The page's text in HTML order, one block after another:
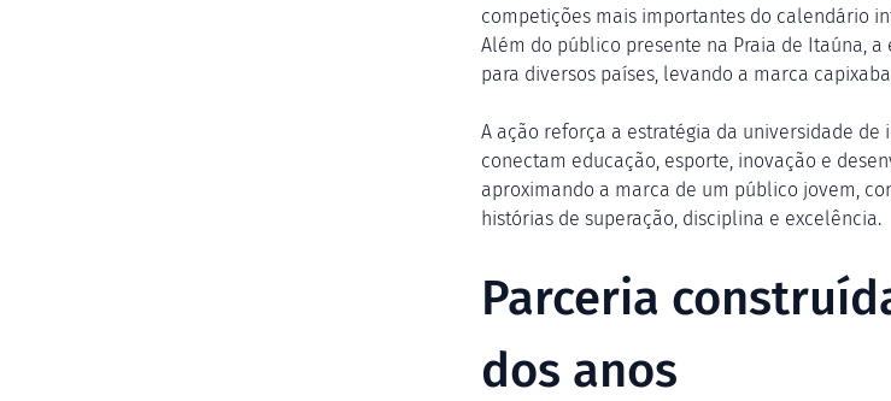
competições mais importantes do calendário
Além do público presente na Praia de Itaúna,
para diversos países, levando a marca
A ação reforça a estratégia da universidade de
conectam educação, esporte, inovação e
aproximando a marca de um público jovem,
histórias de superação, disciplina e excelência.
Parceria
dos anos